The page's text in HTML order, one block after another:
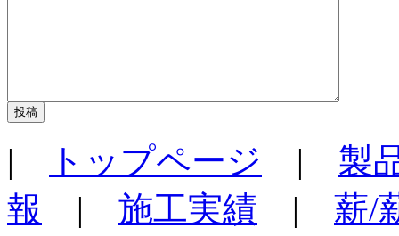
| トップページ | 製
報 | 施工実績 | 薪/